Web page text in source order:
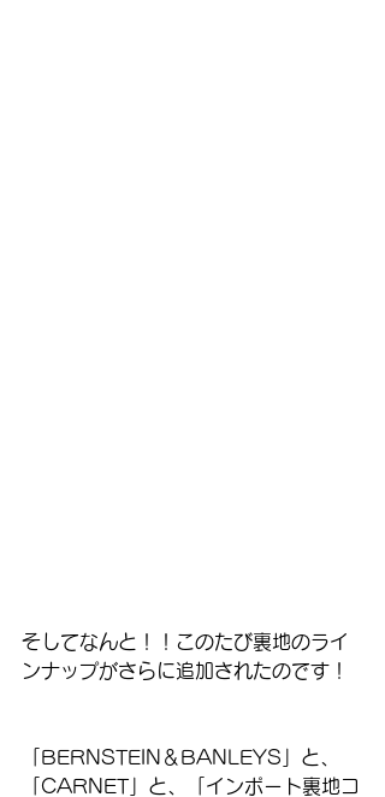
そしてなんと！！このたび裏地のライ
ンナップがさらに追加されたのです！
「BERNSTEIN＆BANLEYS」と、
「CARNET」と、「インポート裏地コ